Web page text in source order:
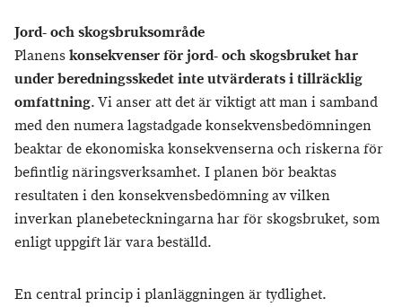
Jord- och skogsbruksområde
Planenskonsekvenser för jord- och skogsbruket har
under beredningsskedet inte utvärderats i tillräcklig
omfattning. Vi anser att det är viktigt att man i samband
med den numera lagstadgade konsekvensbedömningen
beaktar de ekonomiska konsekvenserna och riskerna för
befintlig näringsverksamhet. I planen bör beaktas
resultaten i den konsekvensbedömning av vilken
inverkan planebeteckningarna har för skogsbruket, som
enligt uppgift lär vara beställd.
En central princip i planläggningen är tydlighet.